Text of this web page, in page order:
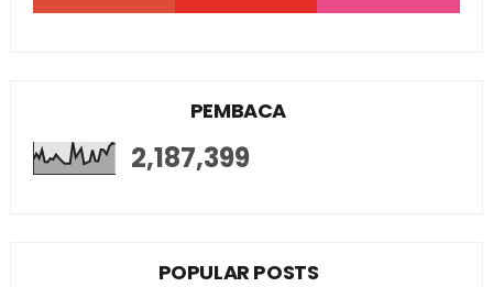
PEMBACA
2,187,399
POPULAR POSTS